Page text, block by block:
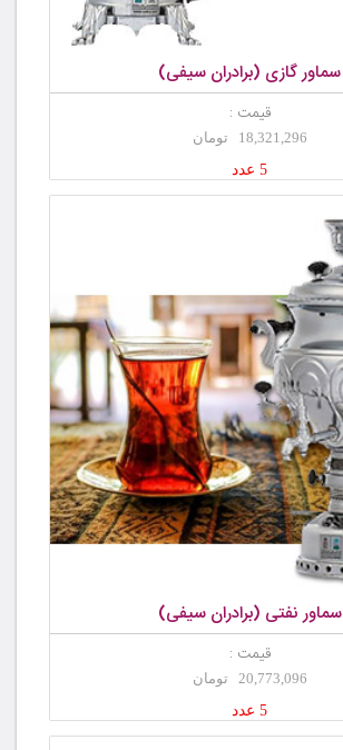
سماور گازی (برادران سیفی)
قیمت :
18,321,296 تومان
5 عدد
سماور نفتی (برادران سیفی)
قیمت :
20,773,096 تومان
5 عدد